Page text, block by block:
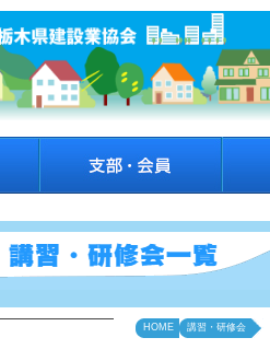
HOME 講習・研修会